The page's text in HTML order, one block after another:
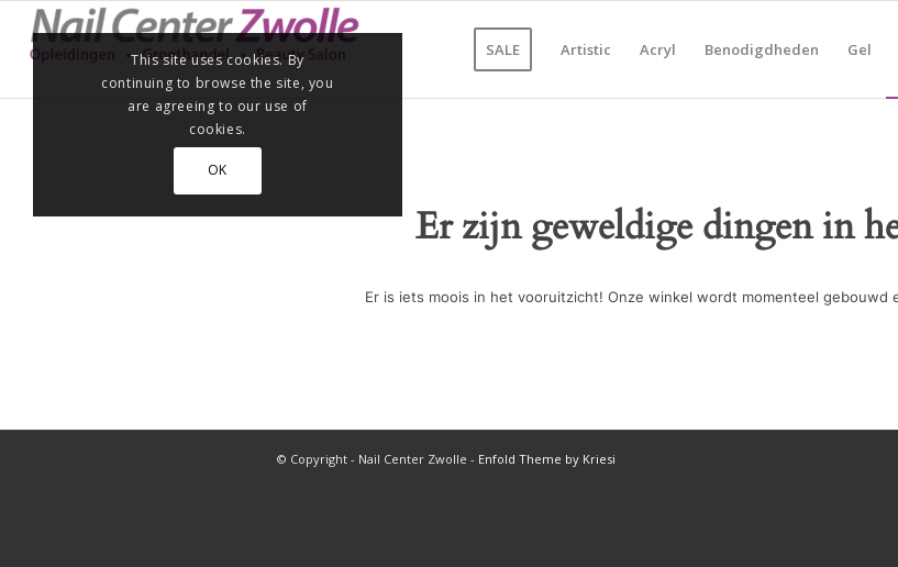
SALE Artistic Acryl Benodigdheden Gel
Er zijn geweldige dingen in
Er is iets moois in het vooruitzicht! Onze winkel wordt momenteel gebouwd
© Copyright - Nail Center Zwolle - Enfold Theme by Kriesi
This site uses cookies. By
continuing to browse the site, you
are agreeing to our use of
cookies.
OK